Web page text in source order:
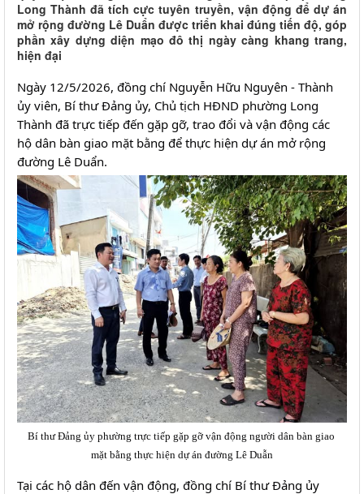
Long Thành đã tích cực tuyên truyền, vận động để dự án
mở rộng đường Lê Duẩn được triển khai đúng tiến độ, góp
phần xây dựng diện mạo đô thị ngày càng khang trang,
hiện đại
Ngày 12/5/2026, đồng chí Nguyễn Hữu Nguyên - Thành
ủy viên, Bí thư Đảng ủy, Chủ tịch HĐND phường Long
Thành đã trực tiếp đến gặp gỡ, trao đổi và vận động các
hộ dân bàn giao mặt bằng để thực hiện dự án mở rộng
đường Lê Duẩn.
Bí thư Đảng ủy phường trực tiếp gặp gỡ vận động người dân bàn giao
mặt bằng thực hiện dự án đường Lê Duẫn
Tại các hộ dân đến vận động, đồng chí Bí thư Đảng ủy